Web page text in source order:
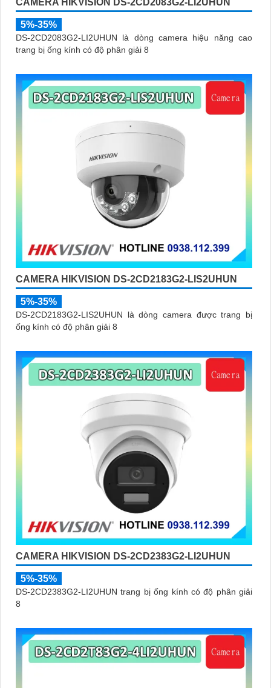
CAMERA HIKVISION DS-2CD2083G2-LI2UHUN
5%-35%
DS-2CD2083G2-LI2UHUN là dòng camera hiệu năng cao
trang bị ống kính có độ phân giải 8
CAMERA HIKVISION DS-2CD2183G2-LIS2UHUN
5%-35%
DS-2CD2183G2-LIS2UHUN là dòng camera được trang bị
ống kính có độ phân giải 8
CAMERA HIKVISION DS-2CD2383G2-LI2UHUN
5%-35%
DS-2CD2383G2-LI2UHUN trang bị ống kính có độ phân giải
8